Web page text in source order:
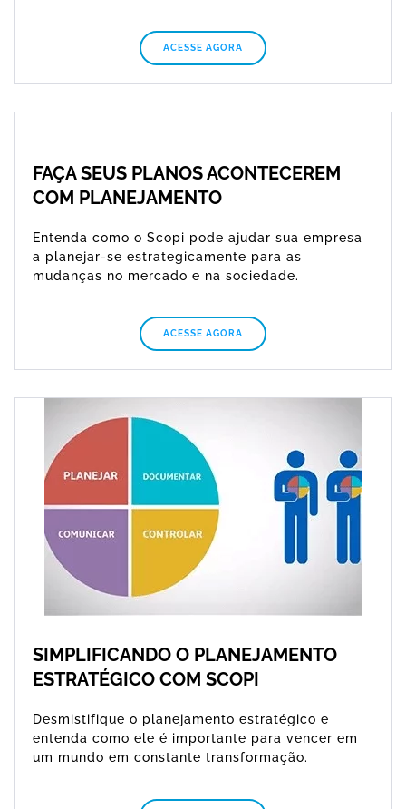
ACESSE AGORA
FAÇA SEUS PLANOS ACONTECEREM
COM PLANEJAMENTO
Entenda como o Scopi pode ajudar sua empresa
a planejar-se estrategicamente para as
mudanças no mercado e na sociedade.
ACESSE AGORA
SIMPLIFICANDO O PLANEJAMENTO
ESTRATÉGICO COM SCOPI
Desmistifique o planejamento estratégico e
entenda como ele é importante para vencer em
um mundo em constante transformação.